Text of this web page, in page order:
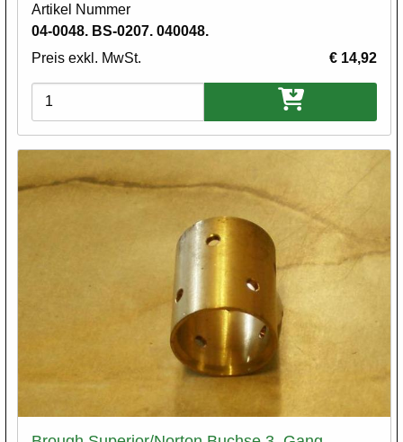
Artikel Nummer
04-0048. BS-0207. 040048.
Preis exkl. MwSt.
€ 14,92
Varianten